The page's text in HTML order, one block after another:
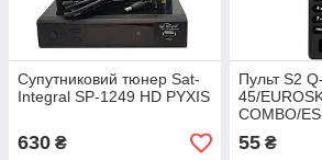
Супутниковий тюнер Sat-
Integral SP-1249 HD PYXIS
630 ₴
Пульт S2
45/
COMBO/
HD/ORTON
HD/
55₴